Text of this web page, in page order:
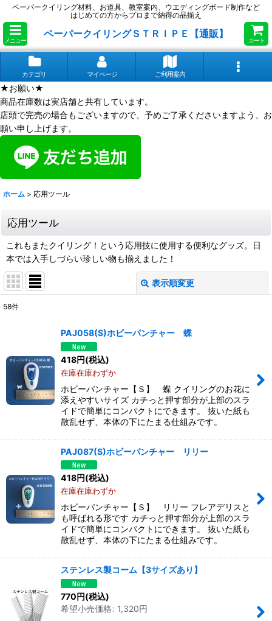
ペーパークイリング材料、お道具、教室案内、ウエディングボード制作など
はじめての方からプロまで納得の品揃え
メニュー
ペーパークイリングＳＴＲＩＰＥ【通販】
カート
カテゴリ マイページ ご利用案内
★お願い★
商品在庫数は実店舗と共有しています。
店頭で完売の場合もございますので、予めご了承くださいますよう、お
願い申し上げます。
ホーム > 応用ツール
応用ツール
これもまたクイリング！という応用技に使用する便利なグッズ。日
本では入手しづらい珍しい物も揃えました！
表示順変更
絞り込む
58件
PAJ058(S)ホビーパンチャー 蝶
418円(税込)
在庫在庫わずか
ホビーパンチャー【Ｓ】 蝶 クイリングのお花に
添えやすいサイズ カチっと押す部分が上部のスラ
イドで簡単にコンパクトにできます。 抜いた紙も
散乱せず、本体の下にたまる仕組みです。
PAJ087(S)ホビーパンチャー リリー
418円(税込)
在庫在庫わずか
ホビーパンチャー【Ｓ】 リリー フレアデリスと
も呼ばれる形です カチっと押す部分が上部のスラ
イドで簡単にコンパクトにできます。 抜いた紙も
散乱せず、本体の下にたまる仕組みです。
ステンレス製コーム【3サイズあり】
770円(税込)
希望小売価格: 1,320円